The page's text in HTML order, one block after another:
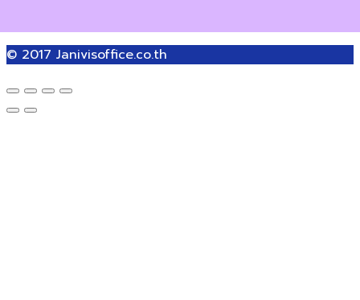
© 2017 Janivisoffice.co.th